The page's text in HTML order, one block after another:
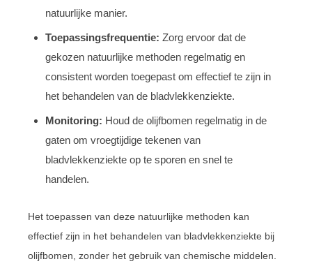
natuurlijke manier.
Toepassingsfrequentie: Zorg ervoor dat de
gekozen natuurlijke methoden regelmatig en
consistent worden toegepast om effectief te zijn in
het behandelen van de bladvlekkenziekte.
Monitoring: Houd de olijfbomen regelmatig in de
gaten om vroegtijdige tekenen van
bladvlekkenziekte op te sporen en snel te
handelen.
Het toepassen van deze natuurlijke methoden kan
effectief zijn in het behandelen van bladvlekkenziekte bij
olijfbomen, zonder het gebruik van chemische middelen.